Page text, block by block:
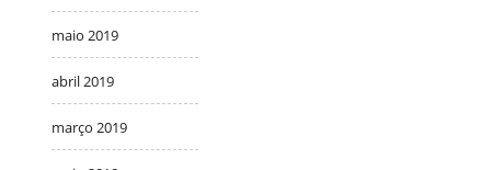
maio 2019
abril 2019
março 2019